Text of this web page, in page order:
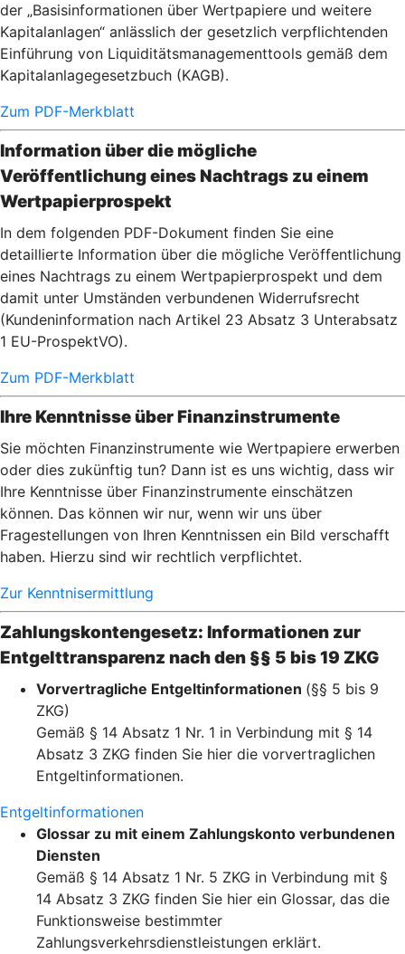
der „Basisinformationen über Wertpapiere und weitere
Kapitalanlagen“ anlässlich der gesetzlich verpflichtenden
Einführung von Liquiditätsmanagementtools gemäß dem
Kapitalanlagegesetzbuch (KAGB).
Zum PDF-Merkblatt
Information über die mögliche
Veröffentlichung eines Nachtrags zu einem
Wertpapierprospekt
In dem folgenden PDF-Dokument finden Sie eine
detaillierte Information über die mögliche Veröffentlichung
eines Nachtrags zu einem Wertpapierprospekt und dem
damit unter Umständen verbundenen Widerrufsrecht
(Kundeninformation nach Artikel 23 Absatz 3 Unterabsatz
1 EU-ProspektVO).
Zum PDF-Merkblatt
Ihre Kenntnisse über Finanzinstrumente
Sie möchten Finanzinstrumente wie Wertpapiere erwerben
oder dies zukünftig tun? Dann ist es uns wichtig, dass wir
Ihre Kenntnisse über Finanzinstrumente einschätzen
können. Das können wir nur, wenn wir uns über
Fragestellungen von Ihren Kenntnissen ein Bild verschafft
haben. Hierzu sind wir rechtlich verpflichtet.
Zur Kenntnisermittlung
Zahlungskontengesetz: Informationen zur
Entgelttransparenz nach den §§ 5 bis 19 ZKG
Vorvertragliche Entgeltinformationen (§§ 5 bis 9
ZKG)
Gemäß § 14 Absatz 1 Nr. 1 in Verbindung mit § 14
Absatz 3 ZKG finden Sie hier die vorvertraglichen
Entgeltinformationen.
Entgeltinformationen
Glossar zu mit einem Zahlungskonto verbundenen
Diensten
Gemäß § 14 Absatz 1 Nr. 5 ZKG in Verbindung mit §
14 Absatz 3 ZKG finden Sie hier ein Glossar, das die
Funktionsweise bestimmter
Zahlungsverkehrsdienstleistungen erklärt.